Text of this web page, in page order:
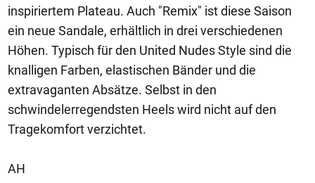
inspiriertem Plateau. Auch "Remix" ist diese Saison
ein neue Sandale, erhältlich in drei verschiedenen
Höhen. Typisch für den United Nudes Style sind die
knalligen Farben, elastischen Bänder und die
extravaganten Absätze. Selbst in den
schwindelerregendsten Heels wird nicht auf den
Tragekomfort verzichtet.
AH